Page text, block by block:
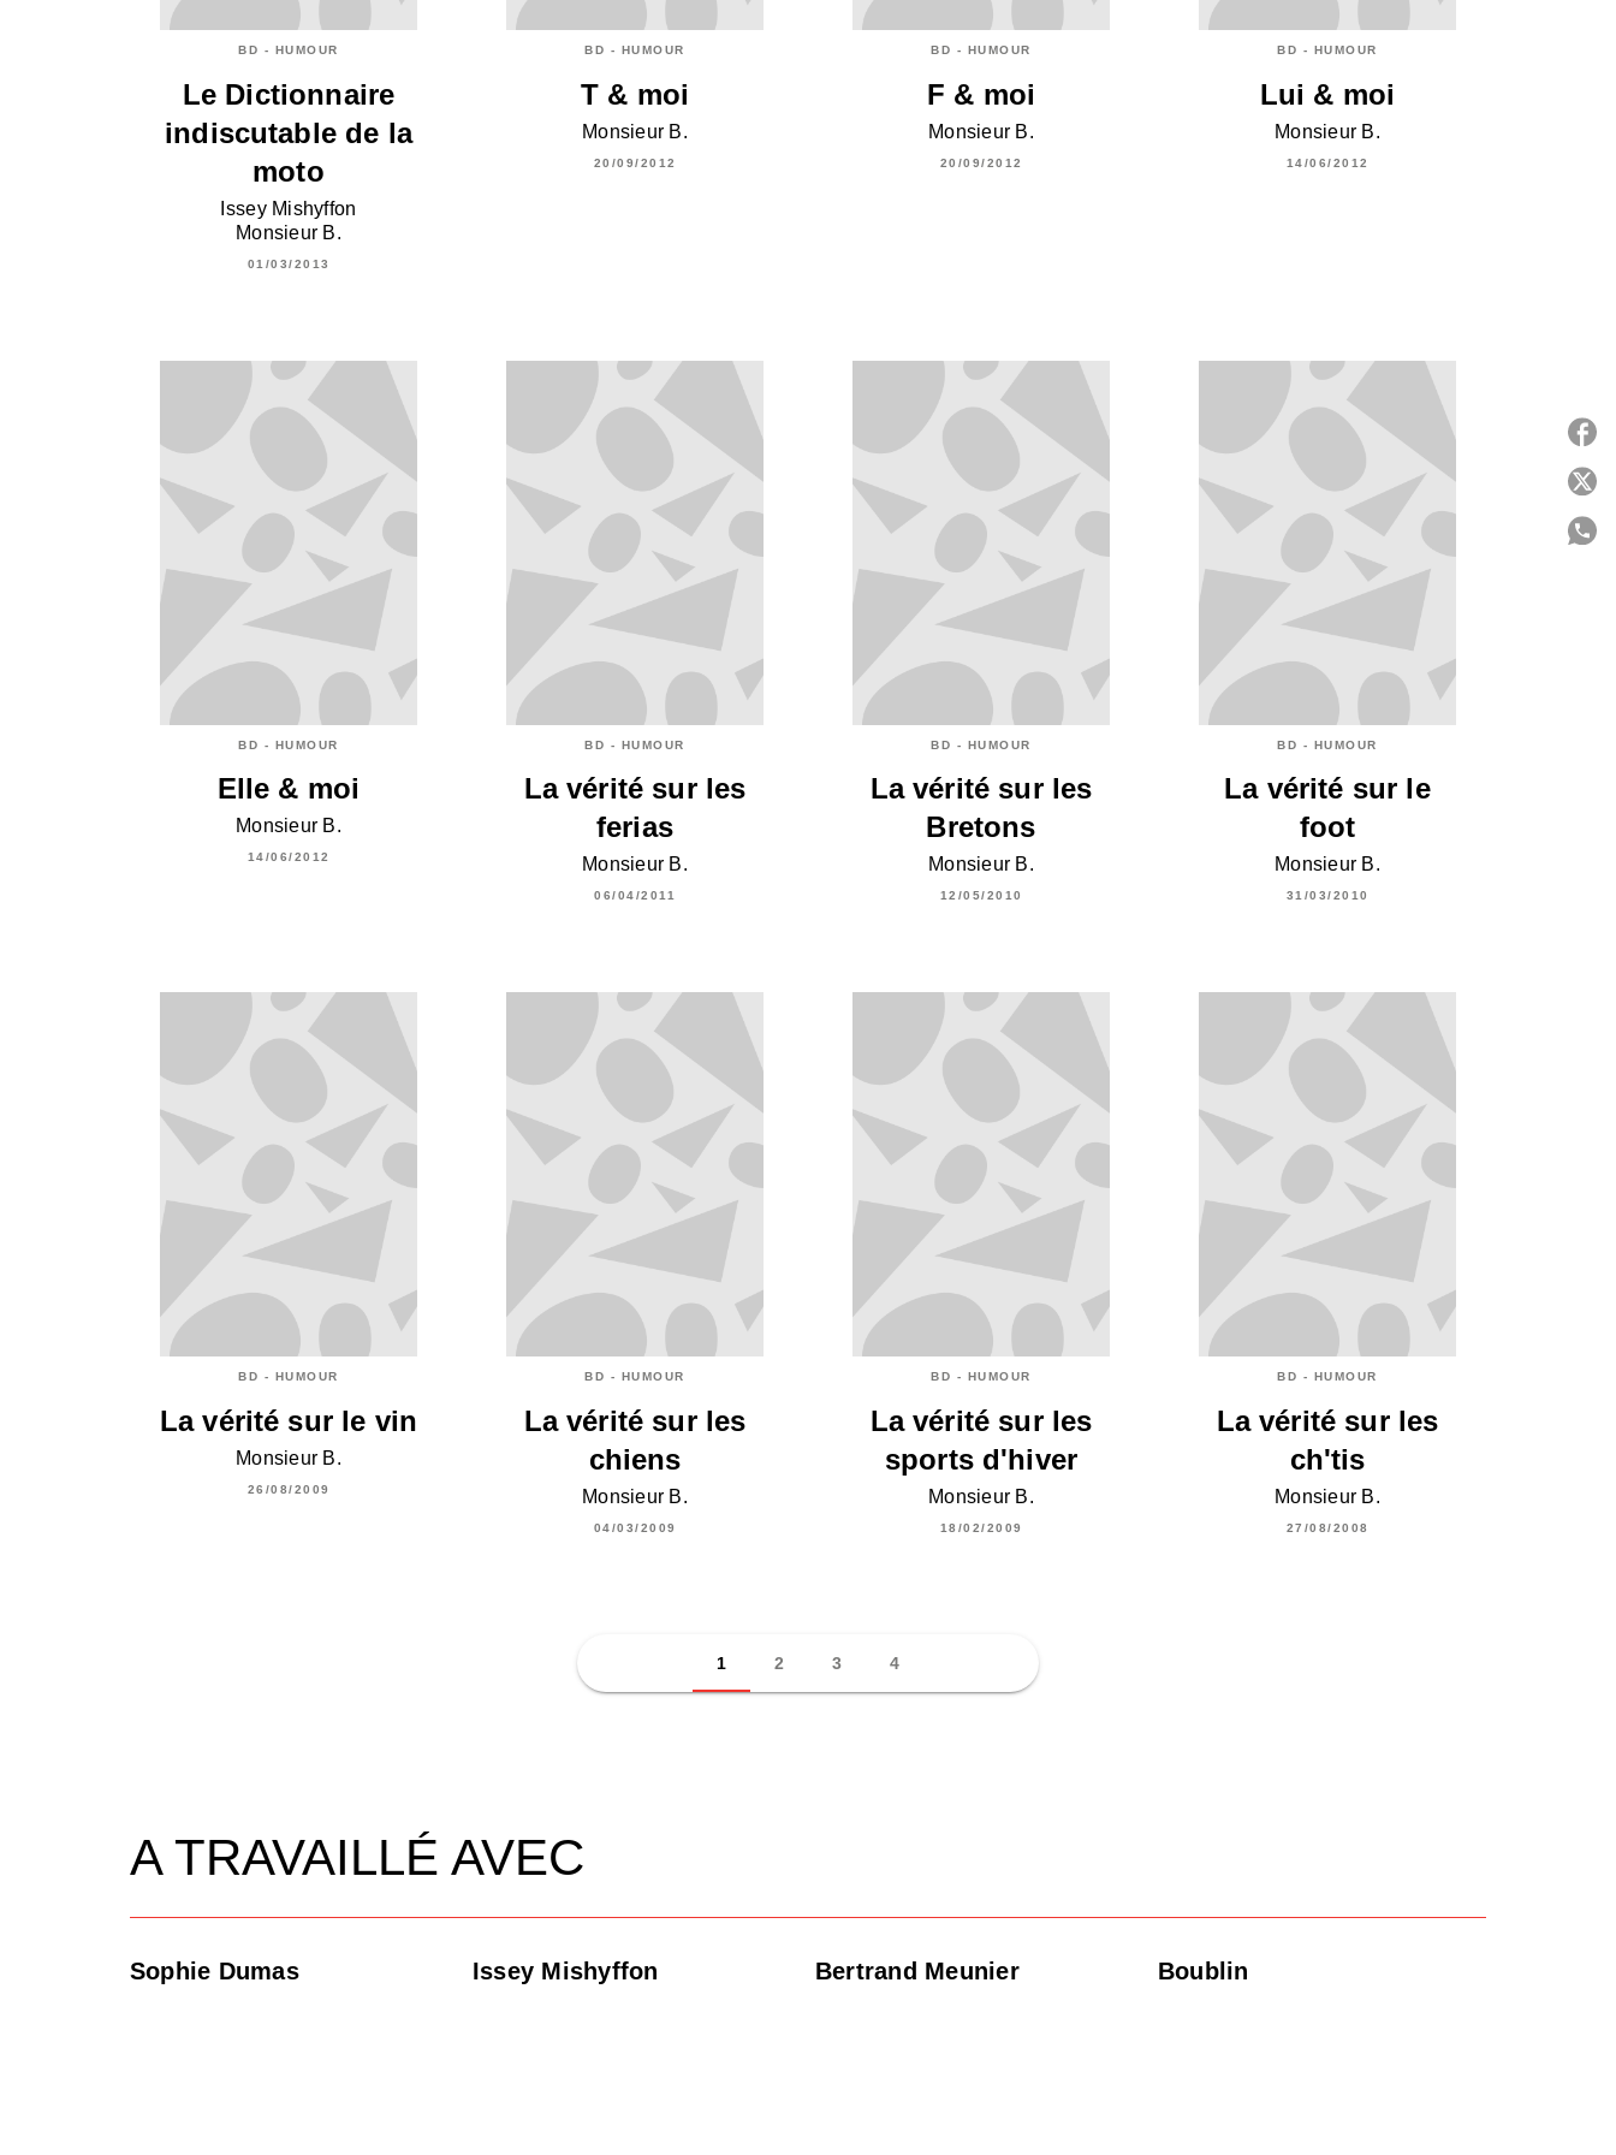
BD - HUMOUR
Le Dictionnaire
indiscutable de la
moto
Issey Mishyffon
Monsieur B.
01/03/2013
BD - HUMOUR
T & moi
Monsieur B.
20/09/2012
BD - HUMOUR
F & moi
Monsieur B.
20/09/2012
BD - HUMOUR
Lui & moi
Monsieur B.
14/06/2012
BD - HUMOUR
Elle & moi
Monsieur B.
14/06/2012
BD - HUMOUR
La vérité sur les
ferias
Monsieur B.
06/04/2011
BD - HUMOUR
La vérité sur les
Bretons
Monsieur B.
12/05/2010
BD - HUMOUR
La vérité sur le
foot
Monsieur B.
31/03/2010
BD - HUMOUR
La vérité sur le vin
Monsieur B.
26/08/2009
BD - HUMOUR
La vérité sur les
chiens
Monsieur B.
04/03/2009
BD - HUMOUR
La vérité sur les
sports d'hiver
Monsieur B.
18/02/2009
BD - HUMOUR
La vérité sur les
ch'tis
Monsieur B.
27/08/2008
1 2 3 4
A TRAVAILLÉ AVEC
Sophie Dumas Issey Mishyffon Bertrand Meunier Boublin